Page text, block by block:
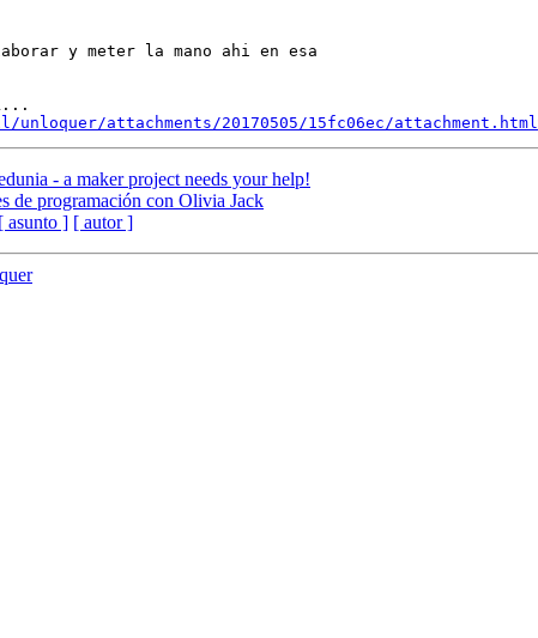
y meter la mano ahi en esa
attachments/20170505/15fc06ec/attachment.html
- a maker project needs your help!
de programación con Olivia Jack
[ asunto ] [ autor ]